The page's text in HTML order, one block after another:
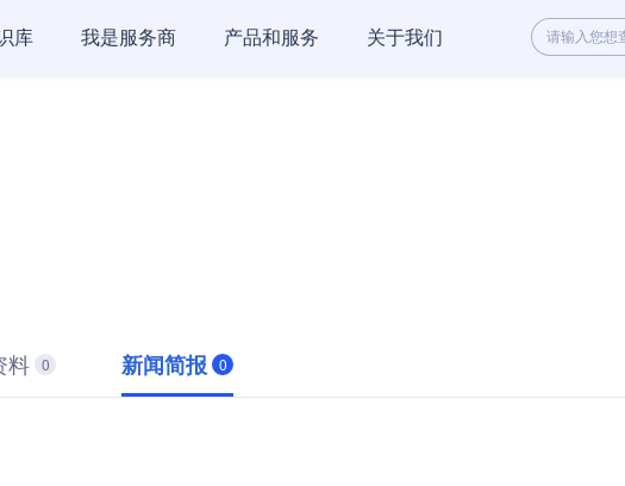
库 我是服务商 产品和服务 关于我们
料 0 新闻简报 0